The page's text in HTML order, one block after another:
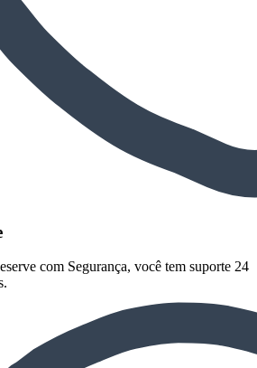
com Segurança, você tem suporte 24